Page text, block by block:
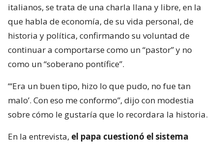
italianos, se trata de una charla llana y libre, en la
que habla de economía, de su vida personal, de
historia y política, confirmando su voluntad de
continuar a comportarse como un “pastor” y no
como un “soberano pontífice”.
“‘Era un buen tipo, hizo lo que pudo, no fue tan
malo’. Con eso me conformo”, dijo con modestia
sobre cómo le gustaría que lo recordara la historia.
En la entrevista, el papa cuestionó el sistema